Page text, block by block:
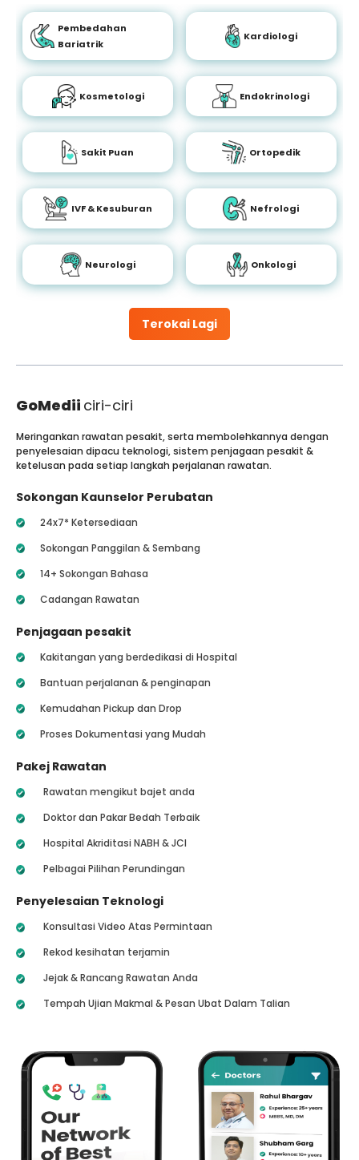
Terokai Lagi
Pembedahan
Bariatrik
Kardiologi
Kosmetologi Endokrinologi
Sakit Puan Ortopedik
IVF & Kesuburan Nefrologi
Neurologi Onkologi
GoMedii ciri-ciri
Meringankan rawatan pesakit, serta membolehkannya dengan
penyelesaian dipacu teknologi, sistem penjagaan pesakit &
ketelusan pada setiap langkah perjalanan rawatan.
Sokongan Kaunselor Perubatan
24x7* Ketersediaan
Sokongan Panggilan & Sembang
14+ Sokongan Bahasa
Cadangan Rawatan
Penjagaan pesakit
Kakitangan yang berdedikasi di Hospital
Bantuan perjalanan & penginapan
Kemudahan Pickup dan Drop
Proses Dokumentasi yang Mudah
Pakej Rawatan
Rawatan mengikut bajet anda
Doktor dan Pakar Bedah Terbaik
Hospital Akriditasi NABH & JCI
Pelbagai Pilihan Perundingan
Penyelesaian Teknologi
Konsultasi Video Atas Permintaan
Rekod kesihatan terjamin
Jejak & Rancang Rawatan Anda
Tempah Ujian Makmal & Pesan Ubat Dalam Talian